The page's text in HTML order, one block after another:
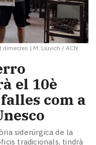
dimecres | M. Lluvich / ACN
el 10è
com a
siderúrgica de la
tradicionals, tindrà